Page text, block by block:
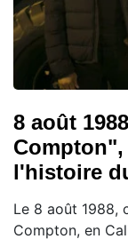
8 août
l'histoire
Le 8 août 1988,
Compton, en